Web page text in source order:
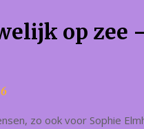
op zee
zo ook voor Sophie